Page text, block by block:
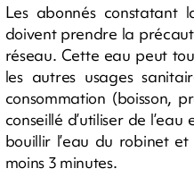
Les abonnés constatant
doivent prendre la
réseau. Cette eau peut
les autres usages
consommation (boisson,
conseillé d’utiliser de
bouillir l’eau du robinet
moins 3 minutes.